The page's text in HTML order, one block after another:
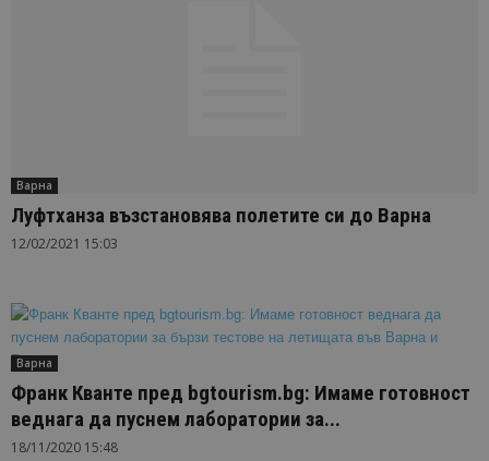
Варна
Луфтханза възстановява полетите си до Варна
12/02/2021 15:03
Варна
Франк Кванте пред bgtourism.bg: Имаме готовност
веднага да пуснем лаборатории за...
18/11/2020 15:48